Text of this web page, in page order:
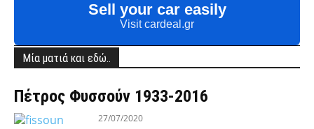
Sell your car easily
Visit cardeal.gr
Μία ματιά και εδώ..
Πέτρος Φυσσούν 1933-2016
27/07/2020